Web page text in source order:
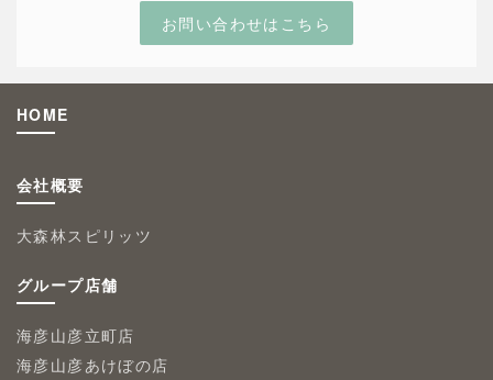
お問い合わせはこちら
HOME
会社概要
大森林スピリッツ
グループ店舗
海彦山彦立町店
海彦山彦あけぼの店